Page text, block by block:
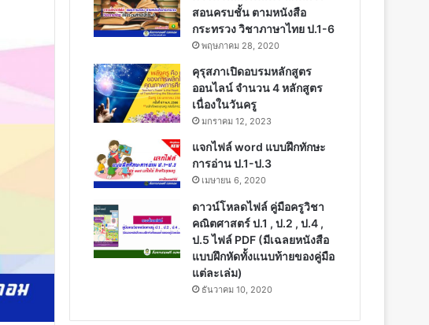
สอนครบชั้น ตามหนังสือ
กระทรวง วิชาภาษาไทย ป.1-6
พฤษภาคม 28, 2020
คุรุสภาเปิดอบรมหลักสูตร
ออนไลน์ จำนวน 4 หลักสูตร
เนื่องในวันครู
มกราคม 12, 2023
แจกไฟล์ word แบบฝึกทักษะ
การอ่าน ป.1-ป.3
เมษายน 6, 2020
ดาวน์โหลดไฟล์ คู่มือครูวิชา
คณิตศาสตร์ ป.1 , ป.2 , ป.4 ,
ป.5 ไฟล์ PDF (มีเฉลยหนังสือ
แบบฝึกหัดทั้งแนบท้ายของคู่มือ
แต่ละเล่ม)
ธันวาคม 10, 2020